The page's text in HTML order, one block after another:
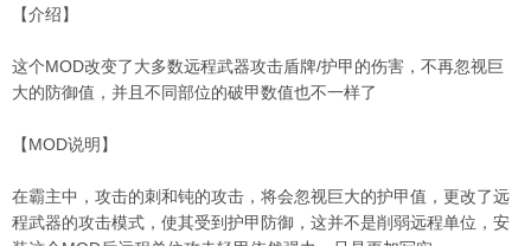
【介绍】
这个MOD改变了大多数远程武器攻击盾牌/护甲的伤害，不再忽视巨
大的防御值，并且不同部位的破甲数值也不一样了
【MOD说明】
在霸主中，攻击的刺和钝的攻击，将会忽视巨大的护甲值，更改了远
程武器的攻击模式，使其受到护甲防御，这并不是削弱远程单位，安